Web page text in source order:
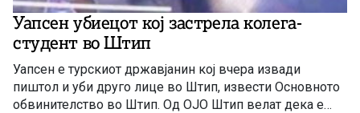
Уапсен убиецот кој застрела колега-
студент во Штип
Уапсен е турскиот државјанин кој вчера извади
пиштол и уби друго лице во Штип, извести Основното
обвинителство во Штип. Од ОЈО Штип велат дека е